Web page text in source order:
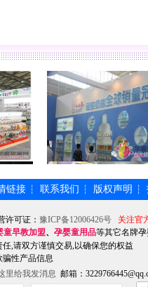
链接 ┆ 联系我们 ┆ 版权声明 ┆
许可证： 豫ICP备12006426号
关注官
童早教加盟、 孕婴童用品等其它名牌
,请双方谨慎交易,以确保您的权益
性产品信息
邮箱：